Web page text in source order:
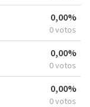
0,00%
0 votos
0,00%
0 votos
0,00%
0 votos